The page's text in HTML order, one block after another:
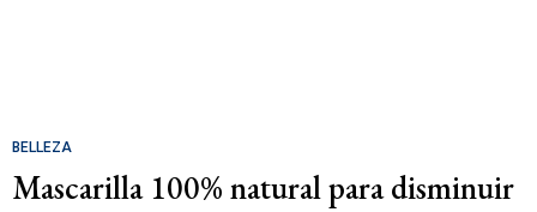
BELLEZA
Mascarilla 100% natural para disminuir